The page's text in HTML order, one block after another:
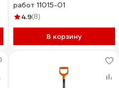
работ 11015-01
4.9(8)
В корзину